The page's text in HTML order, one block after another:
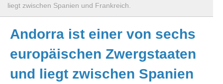
liegt zwischen Spanien und Frankreich.
Andorra ist einer von sechs
europäischen Zwergstaaten
und liegt zwischen Spanien